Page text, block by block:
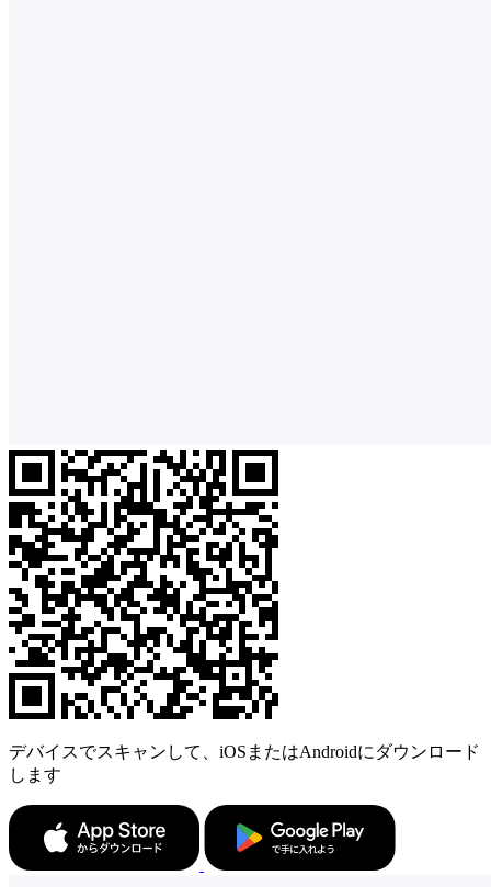
デバイスでスキャンして、iOSまたはAndroidにダウンロード
します